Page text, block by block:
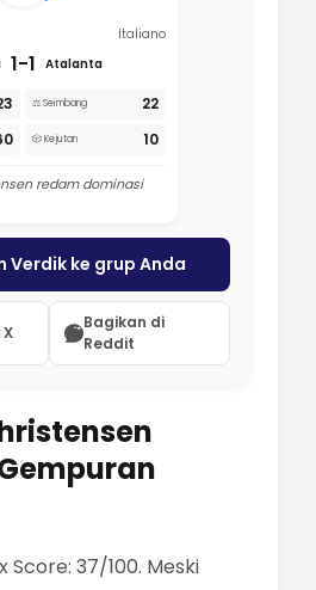
Italiano
1-1 Atalanta
⚖️ Seimbang 22
🎲 Kejutan 10
redam dominasi
Verdik ke grup Anda
Bagikan di
Reddit
Score: 37/100. Meski